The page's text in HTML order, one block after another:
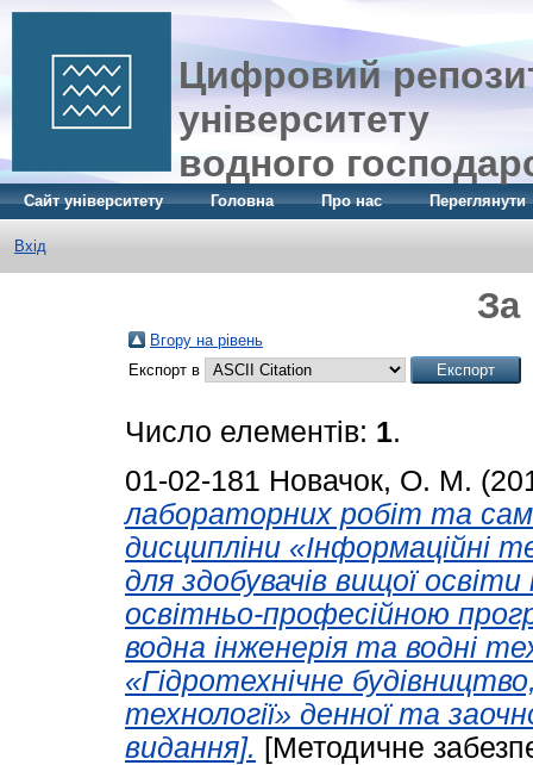
Цифровий
університету
водного
Сайт університету Головна Про нас Переглянути
Вхід
Вгору на рівень
Експорт в
Число елементів: 1.
01-02-181 Новачок, О. М.
лабораторних робіт та
дисципліни «Інформаційні
для здобувачів вищої
освітньо-професійною
водна інженерія та водні
«Гідротехнічне
технології» денної та
видання]. [Методичне